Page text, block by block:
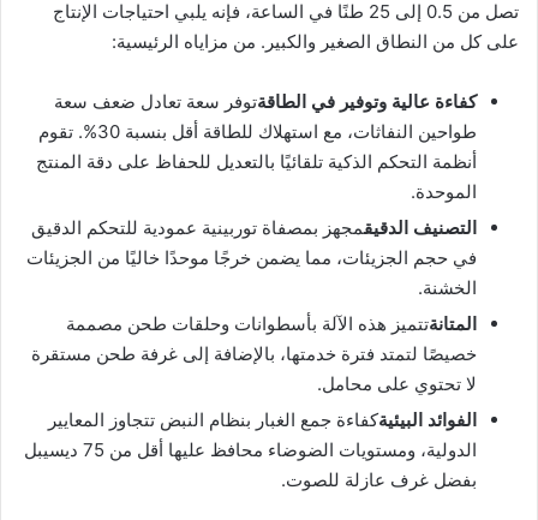
تصل من 0.5 إلى 25 طنًا في الساعة، فإنه يلبي احتياجات الإنتاج
على كل من النطاق الصغير والكبير. من مزاياه الرئيسية:
كفاءة عالية وتوفير في الطاقةتوفر سعة تعادل ضعف سعة
طواحين النفاثات، مع استهلاك للطاقة أقل بنسبة 30%. تقوم
أنظمة التحكم الذكية تلقائيًا بالتعديل للحفاظ على دقة المنتج
الموحدة.
التصنيف الدقيقمجهز بمصفاة توربينية عمودية للتحكم الدقيق
في حجم الجزيئات، مما يضمن خرجًا موحدًا خاليًا من الجزيئات
الخشنة.
المتانةتتميز هذه الآلة بأسطوانات وحلقات طحن مصممة
خصيصًا لتمتد فترة خدمتها، بالإضافة إلى غرفة طحن مستقرة
لا تحتوي على محامل.
الفوائد البيئيةكفاءة جمع الغبار بنظام النبض تتجاوز المعايير
الدولية، ومستويات الضوضاء محافظ عليها أقل من 75 ديسيبل
بفضل غرف عازلة للصوت.